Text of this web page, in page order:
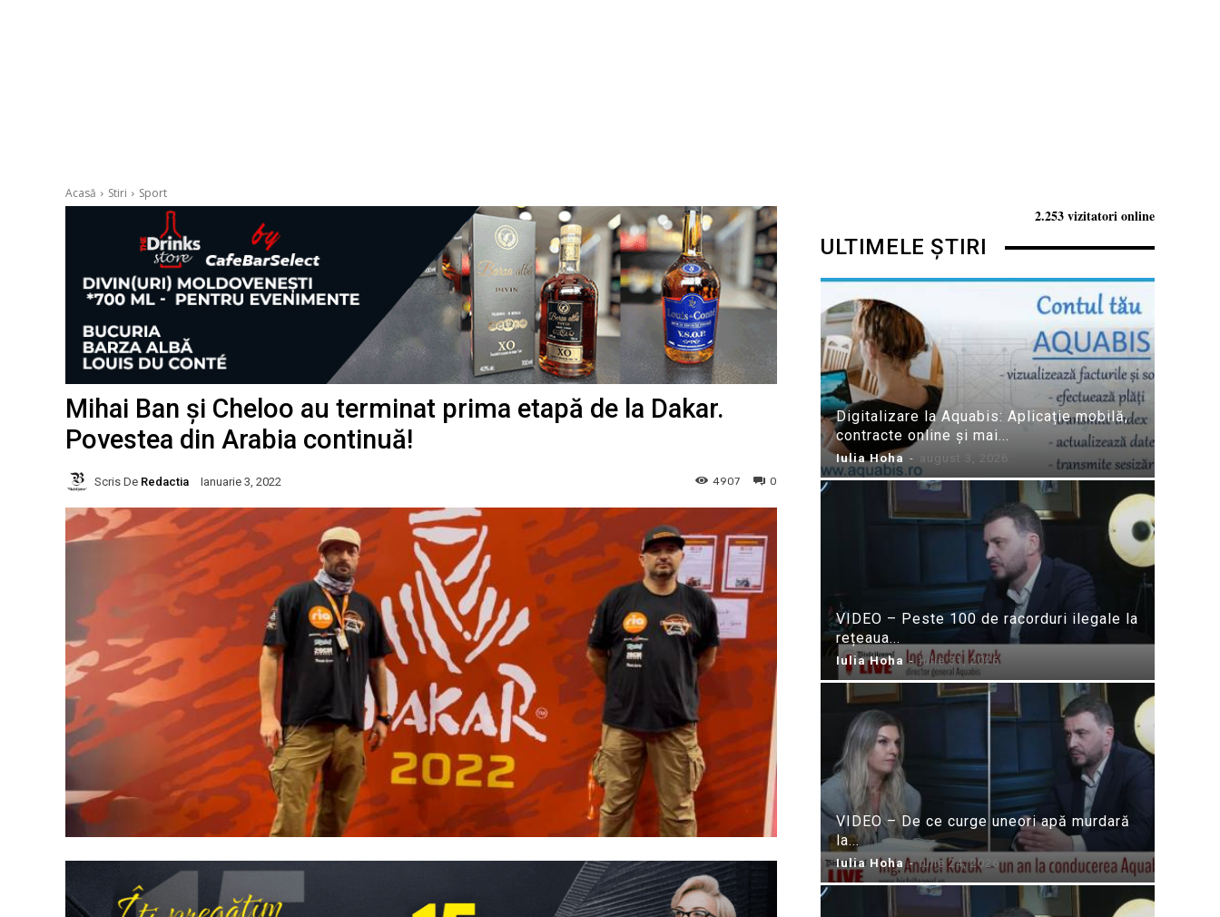
Acasă Stiri Sport
Mihai Ban și Cheloo au terminat prima etapă de la Dakar.
Povestea din Arabia continuă!
Scris De Redactia Ianuarie 3, 2022 0
4907
2.253 vizitatori online
ULTIMELE ȘTIRI
Digitalizare la Aquabis: Aplicație mobilă,
contracte online și mai...
Iulia Hoha - august 3, 2026
VIDEO – Peste 100 de racorduri ilegale la
rețeaua...
Iulia Hoha - iulie 31, 2026
VIDEO – De ce curge uneori apă murdară
la...
Iulia Hoha - iulie 24, 2026